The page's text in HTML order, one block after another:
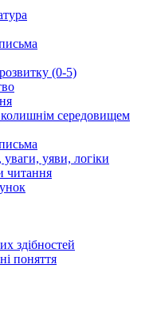
(0-5)
середовищем
уваги, уяви, логіки
читання
здібностей
поняття